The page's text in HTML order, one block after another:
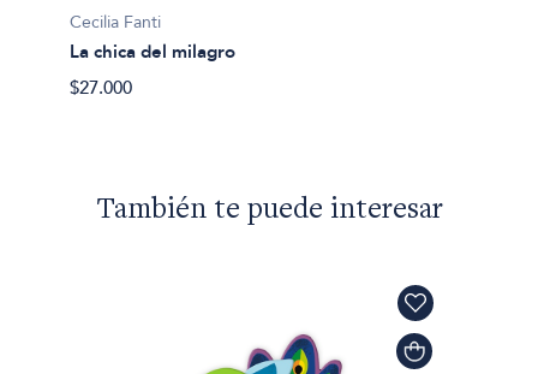
Cecilia Fanti
La chica del milagro
$27.000
También te puede interesar